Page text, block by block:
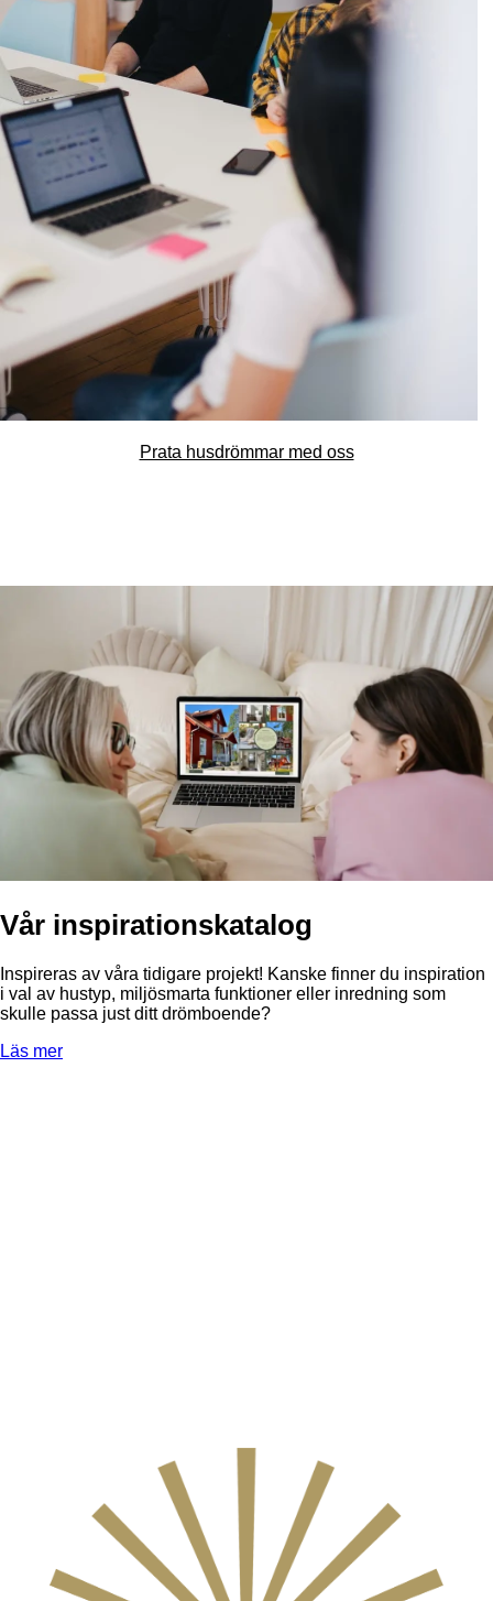
Prata husdrömmar med oss
Vår inspirationskatalog
Inspireras av våra tidigare projekt! Kanske finner du inspiration
i val av hustyp, miljösmarta funktioner eller inredning som
skulle passa just ditt drömboende?
Läs mer